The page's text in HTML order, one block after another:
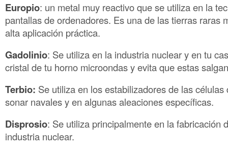
Europio: un metal muy reactivo que se utiliza en la
pantallas de ordenadores. Es una de las tierras raras
alta aplicación práctica.
Gadolinio: Se utiliza en la industria nuclear y en tu
cristal de tu horno microondas y evita que estas
Terbio: Se utiliza en los estabilizadores de las
sonar navales y en algunas aleaciones específicas.
Disprosio: Se utiliza principalmente en la fabricación
industria nuclear.